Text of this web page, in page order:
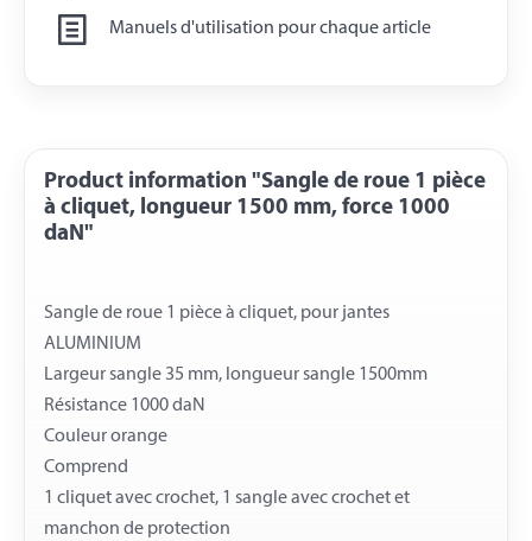
Manuels d'utilisation pour chaque article
Product information "Sangle de roue 1 pièce
à cliquet, longueur 1500 mm, force 1000
daN"
Sangle de roue 1 pièce à cliquet, pour jantes
ALUMINIUM
Largeur sangle 35 mm, longueur sangle 1500mm
Résistance 1000 daN
Couleur orange
Comprend
1 cliquet avec crochet, 1 sangle avec crochet et